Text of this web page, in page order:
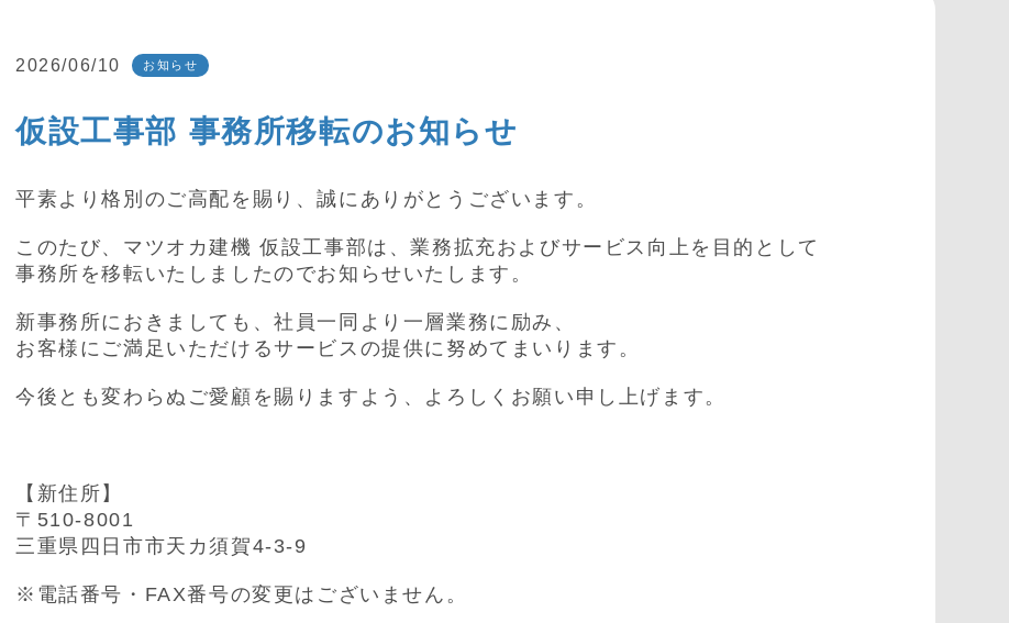
2026/06/10 お知らせ
仮設工事部 事務所移転のお知らせ
平素より格別のご高配を賜り、誠にありがとうございます。
このたび、マツオカ建機 仮設工事部は、業務拡充およびサービス向上を目的として
事務所を移転いたしましたのでお知らせいたします。
新事務所におきましても、社員一同より一層業務に励み、
お客様にご満足いただけるサービスの提供に努めてまいります。
今後とも変わらぬご愛顧を賜りますよう、よろしくお願い申し上げます。
【新住所】
〒510-8001
三重県四日市市天カ須賀4-3-9
※電話番号・FAX番号の変更はございません。